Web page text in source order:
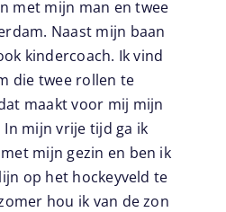
met mijn man en twee
Naast mijn baan
kindercoach. Ik vind
die twee rollen te
maakt voor mij mijn
In mijn vrije tijd ga ik
mijn gezin en ben ik
op het hockeyveld te
hou ik van de zon